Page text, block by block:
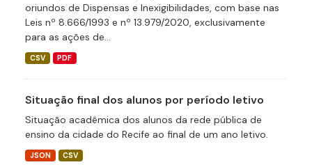
oriundos de Dispensas e Inexigibilidades, com base nas
Leis nº 8.666/1993 e nº 13.979/2020, exclusivamente
para as ações de...
CSV PDF
Situação final dos alunos por período letivo
Situação acadêmica dos alunos da rede pública de
ensino da cidade do Recife ao final de um ano letivo.
JSON CSV